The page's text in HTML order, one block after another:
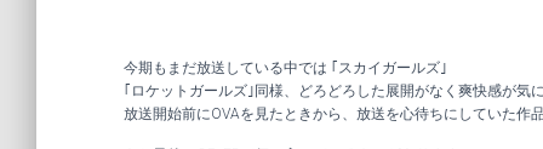
今期もまだ放送している中では ｢スカイガールズ｣
｢ロケットガールズ｣同様、どろどろした展開がなく爽快感が気
放送開始前にOVAを見たときから、放送を心待ちにしていた作品